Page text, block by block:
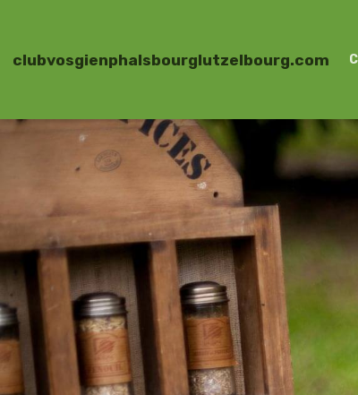
clubvosgienphalsbourglutzelbourg.com